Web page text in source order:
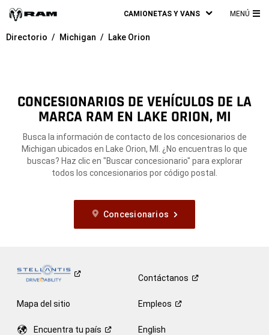
CAMIONETAS Y VANS MENÚ
Directorio Michigan Lake Orion
CONCESIONARIOS DE VEHÍCULOS DE LA
MARCA RAM EN LAKE ORION, MI
Busca la información de contacto de los concesionarios de
Michigan ubicados en Lake Orion, MI. ¿No encuentras lo que
buscas? Haz clic en "Buscar concesionario" para explorar
todos los concesionarios por código postal.
Concesionarios
Contáctanos
Mapa del sitio Empleos
Encuentra tu país English